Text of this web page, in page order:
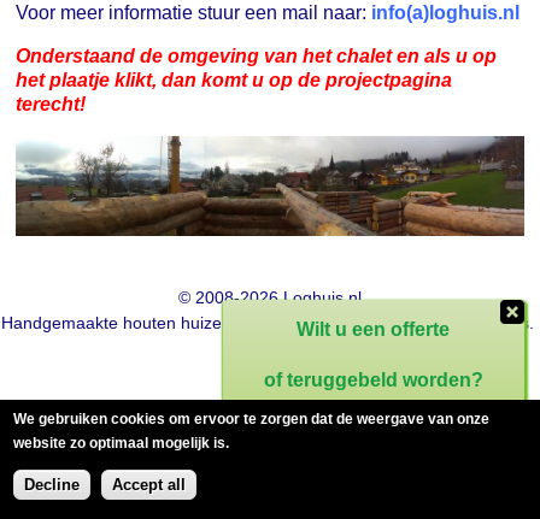
Voor meer informatie stuur een mail naar: info(a)loghuis.nl
Onderstaand de omgeving van het chalet en als u op
het plaatje klikt, dan komt u op de projectpagina
terecht!
© 2008-2026 Loghuis.nl
Handgemaakte houten huizen voor woning, chalet, sauna en tuinhuis.
Wilt u een offerte
of teruggebeld worden?
We gebruiken cookies om ervoor te zorgen dat de weergave van onze
website zo optimaal mogelijk is.
Decline Accept all